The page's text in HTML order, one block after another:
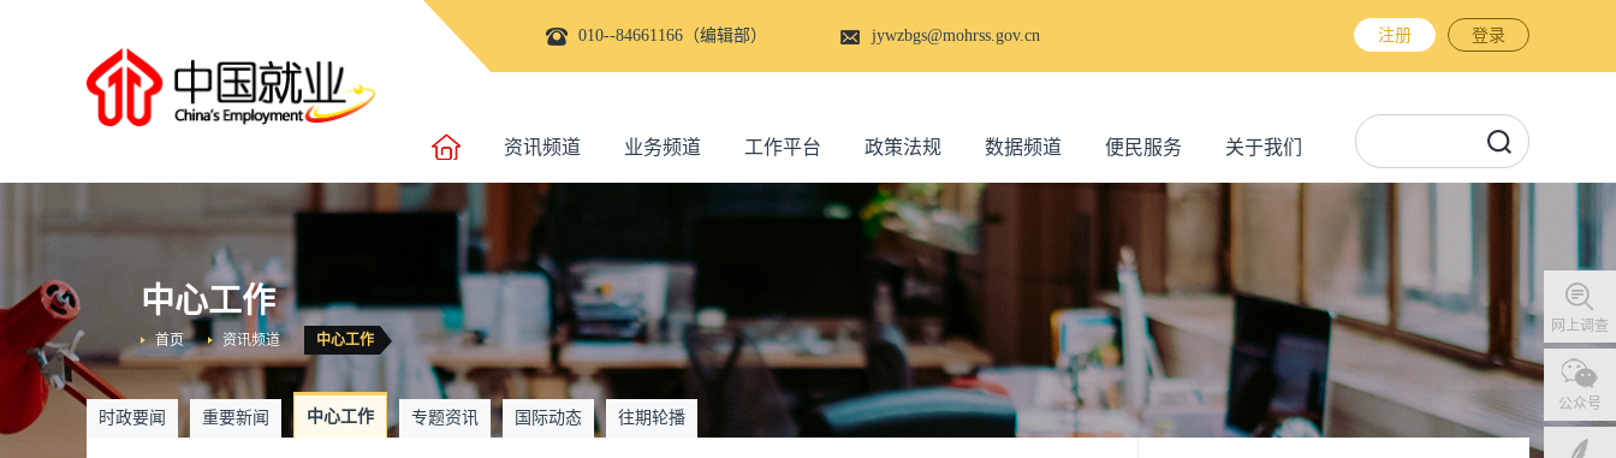
010--84661166（编辑部） jywzbgs@mohrss.gov.cn 注册 登录
资讯频道 业务频道 工作平台 政策法规 数据频道 便民服务 关于我们
网上调查
公众号
中心工作
中心工作
资讯频道
首页
时政要闻 重要新闻 中心工作 专题资讯 国际动态 往期轮播